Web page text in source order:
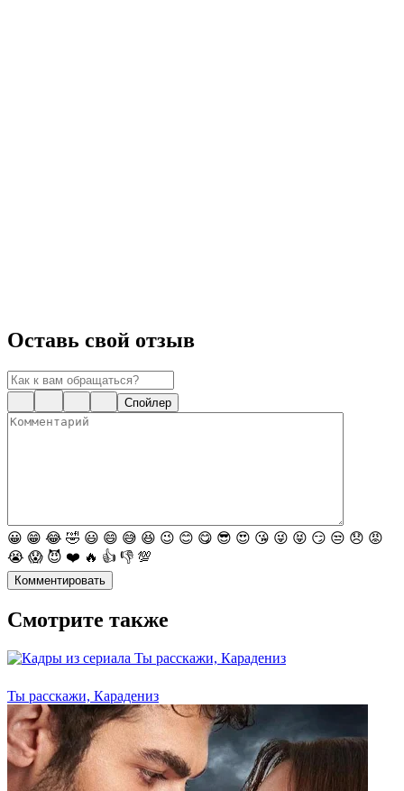
Оставь свой отзыв
Спойлер
😀 😁 😂 🤣 😃 😄 😅 😆 😉 😊 😋 😎 😍 😘 😜 😝 😏 😒 😞 😡
😭 😱 😈 ❤️ 🔥 👍 👎 💯
Комментировать
Смотрите также
Ты расскажи, Карадениз